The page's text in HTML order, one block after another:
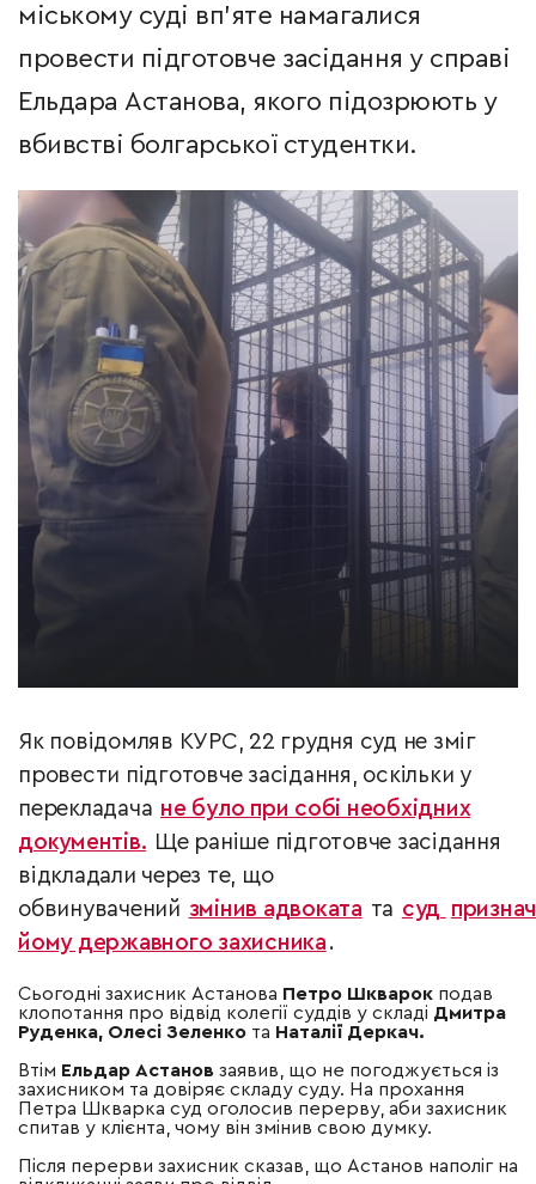
міському суді вп'яте намагалися
провести підготовче засідання у справі
Ельдара Астанова, якого підозрюють у
вбивстві болгарської студентки.
Як повідомляв КУРС, 22 грудня суд не зміг
провести підготовче засідання, оскільки у
перекладача не було при собі необхідних
документів. Ще раніше підготовче засідання
відкладали через те, що
обвинувачений змінив адвоката та суд
йому державного захисника .
Сьогодні захисник Астанова Петро Шкварок подав
клопотання про відвід колегії суддів у складі Дмитра
Руденка, Олесі Зеленко та Наталії Деркач.
Втім Ельдар Астанов заявив, що не погоджується із
захисником та довіряє складу суду. На прохання
Петра Шкварка суд оголосив перерву, аби захисник
спитав у клієнта, чому він змінив свою думку.
Після перерви захисник сказав, що Астанов наполіг на